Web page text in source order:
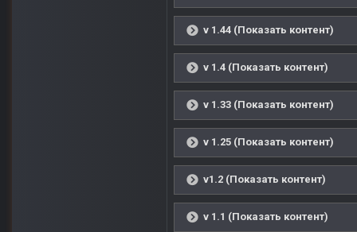
v 1.44 (Показать контент)
v 1.4 (Показать контент)
v 1.33 (Показать контент)
v 1.25 (Показать контент)
v1.2 (Показать контент)
v 1.1 (Показать контент)